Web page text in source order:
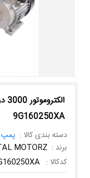
9G160250XA
دسته بندی کالا : پمپ
برند : MOTORZ
کدکالا :